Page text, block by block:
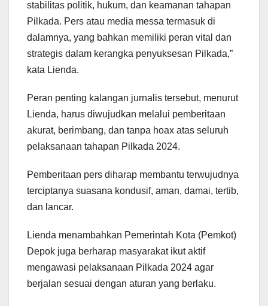
stabilitas politik, hukum, dan keamanan tahapan
Pilkada. Pers atau media messa termasuk di
dalamnya, yang bahkan memiliki peran vital dan
strategis dalam kerangka penyuksesan Pilkada,”
kata Lienda.
Peran penting kalangan jurnalis tersebut, menurut
Lienda, harus diwujudkan melalui pemberitaan
akurat, berimbang, dan tanpa hoax atas seluruh
pelaksanaan tahapan Pilkada 2024.
Pemberitaan pers diharap membantu terwujudnya
terciptanya suasana kondusif, aman, damai, tertib,
dan lancar.
Lienda menambahkan Pemerintah Kota (Pemkot)
Depok juga berharap masyarakat ikut aktif
mengawasi pelaksanaan Pilkada 2024 agar
berjalan sesuai dengan aturan yang berlaku.